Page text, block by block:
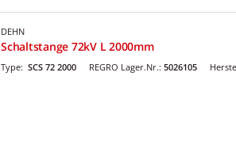
DEHN
Schaltstange 72kV L 2000mm
REGRO Lager.Nr.: 5026105
Type: SCS 72 2000